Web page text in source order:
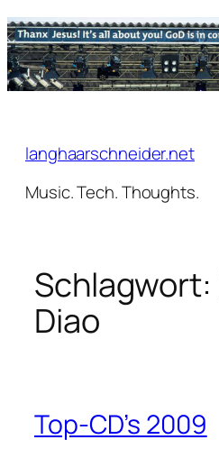
Zum
Inhalt
springen
langhaarschneider.net
Music. Tech. Thoughts.
Schlagwort:
Diao
Top-CD’s 2009